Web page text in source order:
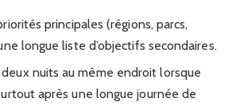
principales (régions, parcs,
longue liste d’objectifs secondaires.
nuits au même endroit lorsque
après une longue journée de